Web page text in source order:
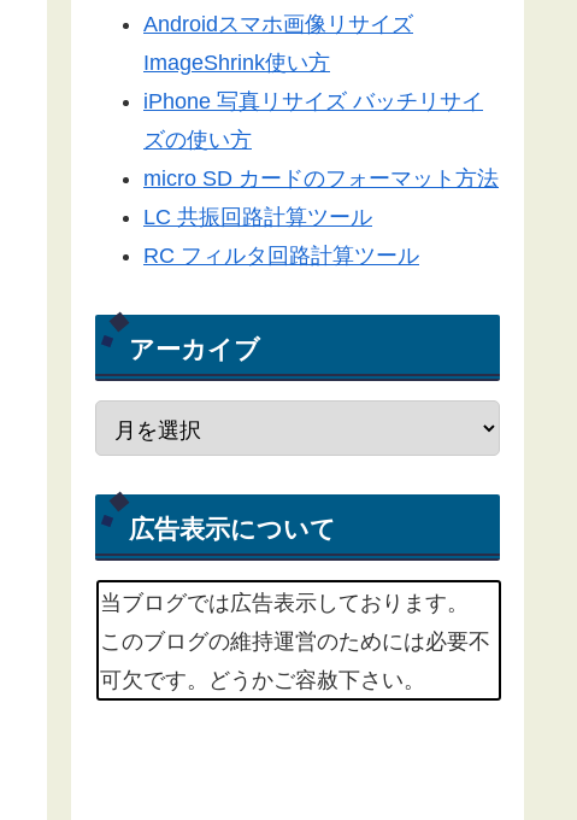
Androidスマホ画像リサイズ
ImageShrink使い方
iPhone 写真リサイズ バッチリサイ
ズの使い方
micro SD カードのフォーマット方法
LC 共振回路計算ツール
RC フィルタ回路計算ツール
アーカイブ
広告表示について
当ブログでは広告表示しております。
このブログの維持運営のためには必要不
可欠です。どうかご容赦下さい。